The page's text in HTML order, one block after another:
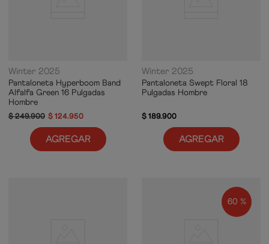
Winter 2025
Pantaloneta Hyperboom Band
Alfalfa Green 16 Pulgadas
Hombre
$249.900 $ 124.950
AGREGAR
Winter 2025
Pantaloneta Swept Floral 18
Pulgadas Hombre
$189.900
AGREGAR
60 %